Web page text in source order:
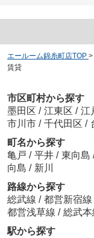
エールーム錦糸町店TOP >
賃貸
市区町村から探す
墨田区 / 江東区 / 江
市川市 / 千代田区 /
町名から探す
亀戸 / 平井 / 東向島
向島 / 新川
路線から探す
総武線 / 都営新宿線
都営浅草線 / 総武本
駅から探す